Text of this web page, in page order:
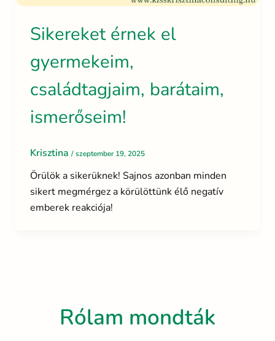
Sikereket érnek el
gyermekeim,
családtagjaim, barátaim,
ismerőseim!
Krisztina /szeptember 19, 2025
Örülök a sikerüknek! Sajnos azonban minden
sikert megmérgez a körülöttünk élő negatív
emberek reakciója!
Rólam mondták